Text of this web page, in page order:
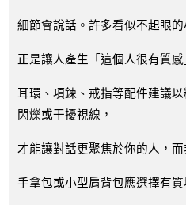
細節會說話。許多看似不起眼的
正是讓人產生「這個人很有質感
耳環、項鍊、戒指等配件建議
閃爍或干擾視線，
才能讓對話更聚焦於你的人，而
手拿包或小型肩背包應選擇有質